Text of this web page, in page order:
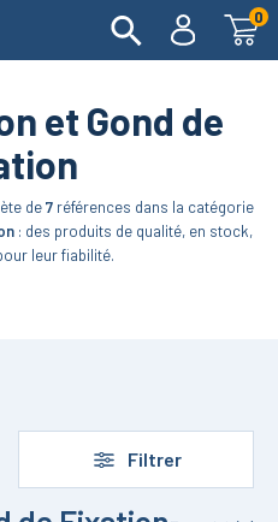
0
et Gond de
de7références dans la catégorie
: des produits de qualité, en stock,
leur fiabilité.
Filtrer